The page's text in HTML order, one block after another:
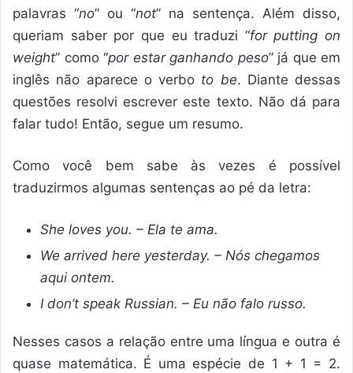
palavras “no” ou “not” na sentença. Além disso,
queriam saber por que eu traduzi “for putting on
weight” como “por estar ganhando peso” já que em
inglês não aparece o verbo to be. Diante dessas
questões resolvi escrever este texto. Não dá para
falar tudo! Então, segue um resumo.
Como você bem sabe às vezes é possível
traduzirmos algumas sentenças ao pé da letra:
She loves you. – Ela te ama.
We arrived here yesterday. – Nós chegamos
aqui ontem.
I don’t speak Russian. – Eu não falo russo.
Nesses casos a relação entre uma língua e outra é
quase matemática. É uma espécie de 1 + 1 = 2.